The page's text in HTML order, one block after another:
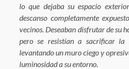
lo que dejaba su espacio
descanso completamente
vecinos. Deseaban disfrutar de su
pero se resistían a sacrificar la
levantando un muro ciego y
luminosidad a su entorno.